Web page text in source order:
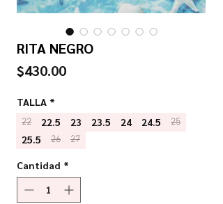
RITA NEGRO
$430.00Precio
TALLA *
22 22.5 23 23.5 24 24.5 25
25.5 26 27
Cantidad *